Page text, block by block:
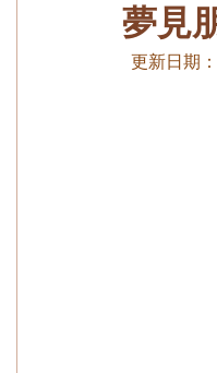
夢見
更新日期：